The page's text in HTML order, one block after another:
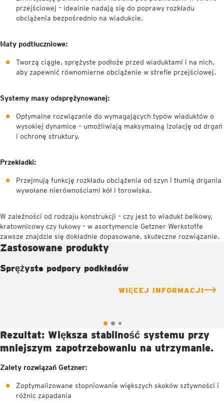
przejściowej – idealnie nadają się do poprawy rozkładu
obciążenia bezpośrednio na wiadukcie.
Maty podtłuczniowe:
Tworzą ciągłe, sprężyste podłoże przed wiaduktami i na nich,
aby zapewnić równomierne obciążenie w strefie przejściowej.
Systemy masy odsprężynowanej:
Optymalne rozwiązanie do wymagających typów wiaduktów o
wysokiej dynamice – umożliwiają maksymalną izolację od drgań
i ochronę struktury.
Przekładki:
Przejmują funkcję rozkładu obciążenia od szyn i tłumią drgania
wywołane nierównościami kół i torowiska.
W zależności od rodzaju konstrukcji – czy jest to wiadukt belkowy,
kratownicowy czy łukowy – w asortymencie Getzner Werkstoffe
zawsze znajdzie się dokładnie dopasowane, skuteczne rozwiązanie.
Zastosowane produkty
Sprężyste podpory podkładów
WIĘCEJ INFORMACJI
Rezultat: Większa stabilność systemu przy
mniejszym zapotrzebowaniu na utrzymanie.
Zalety rozwiązań Getzner:
Zoptymalizowane stopniowanie większych skoków sztywności i
różnic zapadania